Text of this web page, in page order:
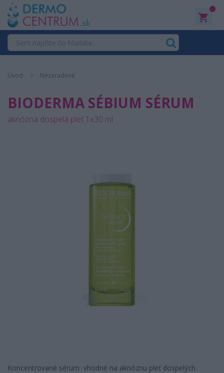
Úvod Nezaradené
BIODERMA SÉBIUM SÉRUM
aknózna dospelá pleť 1x30 ml
Koncentrované sérum vhodné na aknóznu pleť dospelých.